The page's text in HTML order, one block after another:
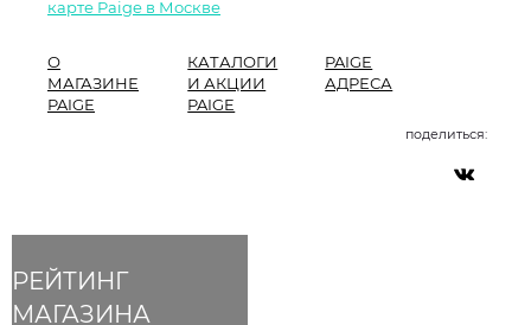
РЕЙТИНГ
МАГАЗИНА
карте Paige в Москве
О
МАГАЗИНЕ
PAIGE
КАТАЛОГИ
И АКЦИИ
PAIGE
PAIGE
АДРЕСА
поделиться: